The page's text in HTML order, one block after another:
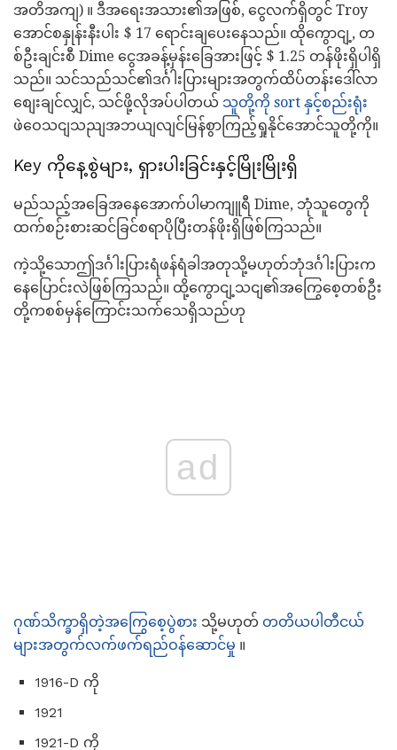
အတိအကျ) ။ ဒီအရေးအသား၏အဖြစ်, ငွေလက်ရှိတွင် Troy
အောင်စနှုန်းနီးပါး $ 17 ရောင်းချပေးနေသည်။ ထိုကွောငျ့, တ
စ်ဦးချင်းစီ Dime ငွေအခန့်မှန်းခြေအားဖြင့် $ 1.25 တန်ဖိုးရှိပါရှိ
သည်။ သင်သည်သင်၏ဒင်္ဂါးပြားများအတွက်ထိပ်တန်းဒေါ်လာ
စျေးချင်လျှင်, သင်ဖို့လိုအပ်ပါတယ် သူတို့ကို sort နှင့်စည်းရုံး
ဖဲဝေသငျသညျအဘယျလျင်မြန်စွာကြည့်ရှုနိုင်အောင်သူတို့ကို။
Key ကိုနေ့စွဲများ, ရှားပါးခြင်းနှင့်မြိုးမြိုးရှိ
မည်သည့်အခြေအနေအောက်ပါမာကျူရီ Dime, ဘုံသူတွေကို
ထက်စဉ်းစားဆင်ခြင်စရာပိုပြီးတန်ဖိုးရှိဖြစ်ကြသည်။
ကဲ့သို့သောဤဒင်္ဂါးပြားရံဖန်ရံခါအတုသို့မဟုတ်ဘုံဒင်္ဂါးပြားက
နေပြောင်းလဲဖြစ်ကြသည်။ ထို့ကွောငျ့သငျ၏အကြွေစေ့တစ်ဦး
တို့ကစစ်မှန်ကြောင်းသက်သေရှိသည်ဟု
ad
ဂုဏ်သိက္ခာရှိတဲ့အကြွေစေ့ပွဲစား သို့မဟုတ် တတိယပါတီငယ်
များအတွက်လက်ဖက်ရည်ဝန်ဆောင်မှု ။
1916-D ကို
1921
1921-D ကို